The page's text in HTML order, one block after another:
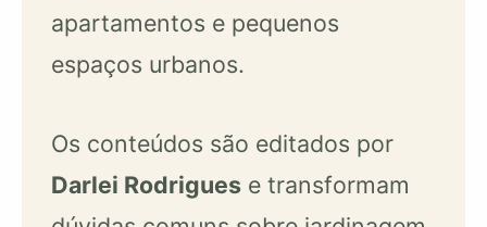
apartamentos e pequenos
espaços urbanos.
Os conteúdos são editados por
Darlei Rodrigues e transformam